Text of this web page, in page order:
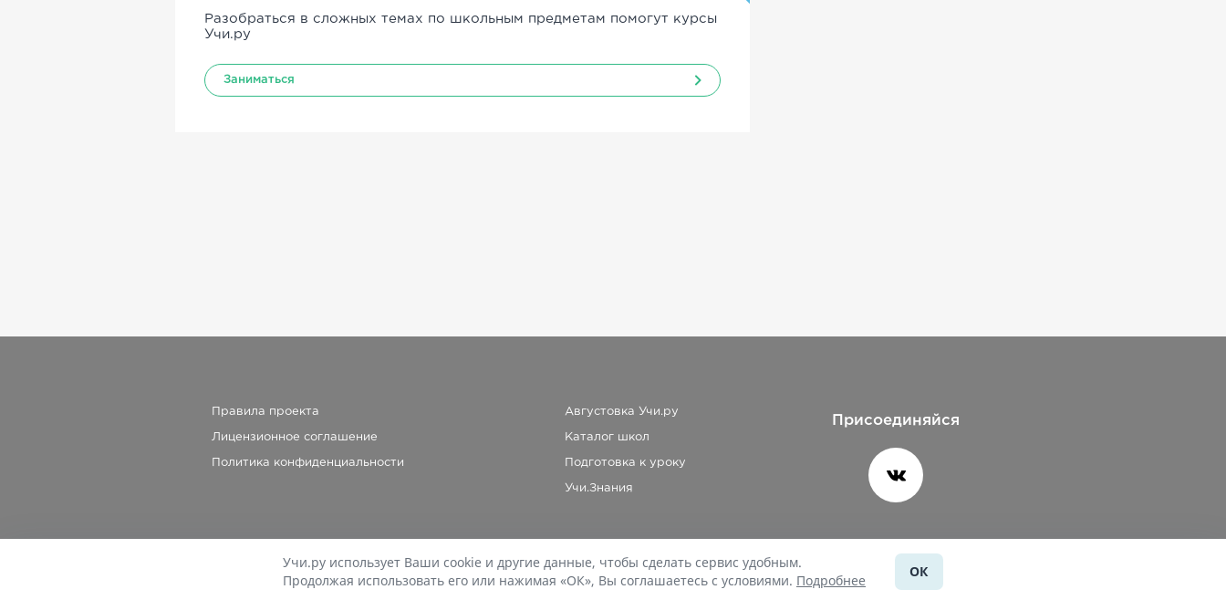
Разобраться в сложных темах по школьным предметам помогут курсы
Учи.ру
Заниматься
Правила проекта
Лицензионное соглашение
Политика конфиденциальности
Августовка Учи.ру
Каталог школ
Подготовка к уроку
Учи.Знания
Присоединяйся
При копировании материалов uchi.ru/otvety ссылка на сайт обязательна.
Учи.ру использует Ваши cookie и другие данные, чтобы сделать сервис удобным.
Продолжая использовать его или нажимая «ОК», Вы соглашаетесь с условиями. Подробнее
ОК